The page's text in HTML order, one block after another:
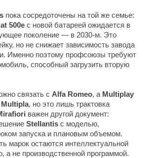
пока сосредоточены на той же семье:
500e с новой батареей ожидается в
поколение — в 2030-м. Это
но не снижает зависимость завода
Именно поэтому профсоюзы требуют
способный загрузить вторую
связать с Alfa Romeo, а Multiplay
Multipla, но это лишь трактовка
важен другой документ:
Stellantis с моделью,
запуска и плановым объемом.
марок остаются интеллектуальной
а не производственной программой.